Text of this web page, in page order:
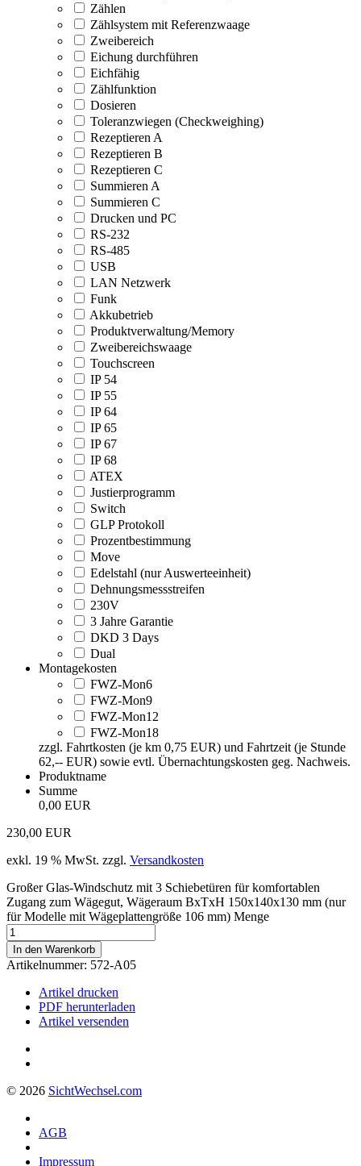
Zählen
Zählsystem mit Referenzwaage
Zweibereich
Eichung durchführen
Eichfähig
Zählfunktion
Dosieren
Toleranzwiegen (Checkweighing)
Rezeptieren A
Rezeptieren B
Rezeptieren C
Summieren A
Summieren C
Drucken und PC
RS-232
RS-485
USB
LAN Netzwerk
Funk
Akkubetrieb
Produktverwaltung/Memory
Zweibereichswaage
Touchscreen
IP 54
IP 55
IP 64
IP 65
IP 67
IP 68
ATEX
Justierprogramm
Switch
GLP Protokoll
Prozentbestimmung
Move
Edelstahl (nur Auswerteeinheit)
Dehnungsmessstreifen
230V
3 Jahre Garantie
DKD 3 Days
Dual
Montagekosten
FWZ-Mon6
FWZ-Mon9
FWZ-Mon12
FWZ-Mon18
zzgl. Fahrtkosten (je km 0,75 EUR) und Fahrtzeit (je Stunde
62,-- EUR) sowie evtl. Übernachtungskosten geg. Nachweis.
Produktname
Summe
0,00 EUR
230,00 EUR
exkl. 19 % MwSt. zzgl. Versandkosten
Großer Glas-Windschutz mit 3 Schiebetüren für komfortablen
Zugang zum Wägegut, Wägeraum BxTxH 150x140x130 mm (nur
für Modelle mit Wägeplattengröße 106 mm) Menge
In den Warenkorb
Artikelnummer: 572-A05
Artikel drucken
PDF herunterladen
Artikel versenden
© 2026 SichtWechsel.com
AGB
Impressum